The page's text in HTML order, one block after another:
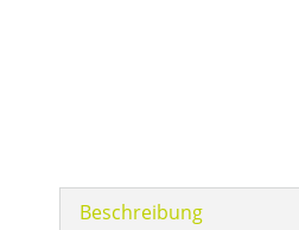
Beschreibung